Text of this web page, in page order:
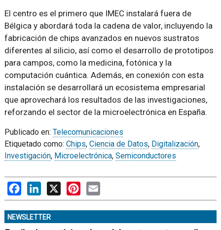
El centro es el primero que IMEC instalará fuera de
Bélgica y abordará toda la cadena de valor, incluyendo la
fabricación de chips avanzados en nuevos sustratos
diferentes al silicio, así como el desarrollo de prototipos
para campos, como la medicina, fotónica y la
computación cuántica. Además, en conexión con esta
instalación se desarrollará un ecosistema empresarial
que aprovechará los resultados de las investigaciones,
reforzando el sector de la microelectrónica en España.
Publicado en: Telecomunicaciones
Etiquetado como: Chips, Ciencia de Datos, Digitalización,
Investigación, Microelectrónica, Semiconductores
FacebookLinkedIn Pinterest
NEWSLETTER